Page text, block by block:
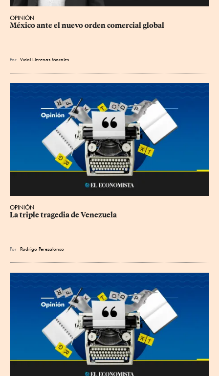
OPINIÓN
México ante el nuevo orden comercial global
Por Vidal Llerenas Morales
OPINIÓN
La triple tragedia de Venezuela
Por Rodrigo Perezalonso